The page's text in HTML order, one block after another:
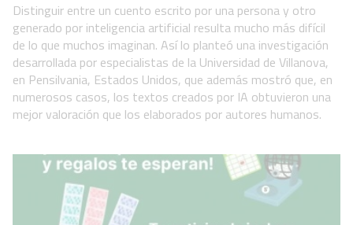
Distinguir entre un cuento escrito por una persona y otro
generado por inteligencia artificial resulta mucho más difícil
de lo que muchos imaginan. Así lo planteó una investigación
desarrollada por especialistas de la Universidad de Villanova,
en Pensilvania, Estados Unidos, que además mostró que, en
numerosos casos, los textos creados por IA obtuvieron una
mejor valoración que los elaborados por autores humanos.